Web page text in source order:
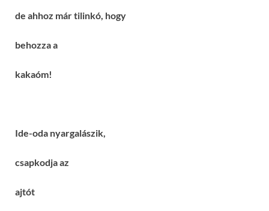
de ahhoz már tilinkó, hogy
behozza a
kakaóm!
Ide-oda nyargalászik,
csapkodja az
ajtót